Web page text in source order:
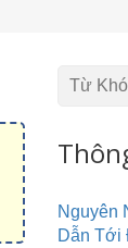
Nguyên
Dẫn Tới